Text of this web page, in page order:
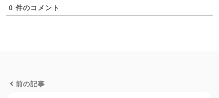
0 件のコメント
前の記事